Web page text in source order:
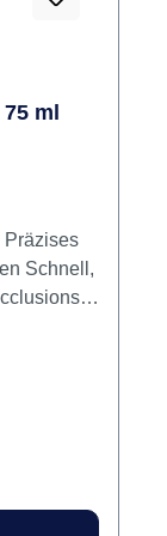
ml
Präzises
von
auf
von
auf